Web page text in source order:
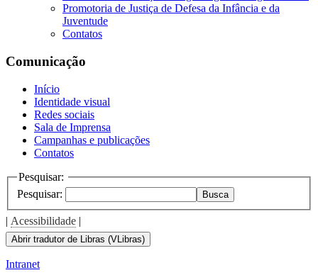
Promotoria de Justiça de Defesa da Infância e da
Juventude
Contatos
Comunicação
Início
Identidade visual
Redes sociais
Sala de Imprensa
Campanhas e publicações
Contatos
Pesquisar:
Pesquisar:
Busca
| Acessibilidade |
Abrir tradutor de Libras (VLibras)
Intranet